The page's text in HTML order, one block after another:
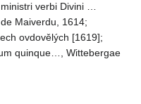
verbi Divini …
Maiverdu, 1614;
ovdovělých [1619];
quinque…, Wittebergae